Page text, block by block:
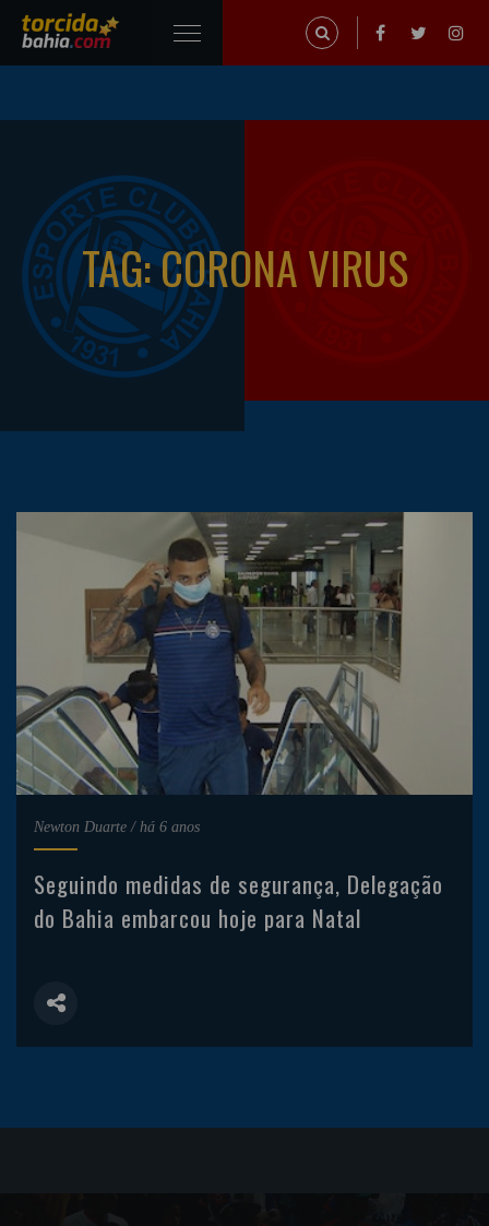
TAG: CORONA VIRUS
Newton Duarte / há 6 anos
Seguindo medidas de segurança, Delegação
do Bahia embarcou hoje para Natal